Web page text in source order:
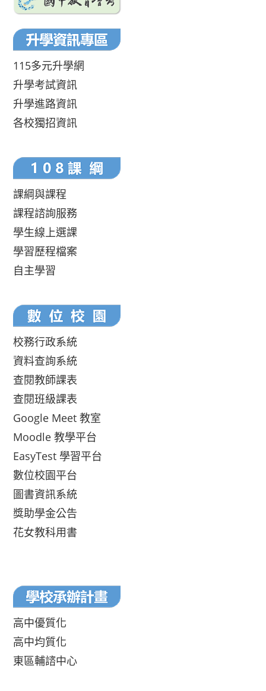
115多元升學網
升學考試資訊
升學進路資訊
各校獨招資訊
課綱與課程
課程諮詢服務
學生線上選課
學習歷程檔案
自主學習
校務行政系統
資料查詢系統
查閱教師課表
查閱班級課表
Google Meet 教室
Moodle 教學平台
EasyTest 學習平台
數位校園平台
圖書資訊系統
獎助學金公告
花女教科用書
高中優質化
高中均質化
東區輔諮中心